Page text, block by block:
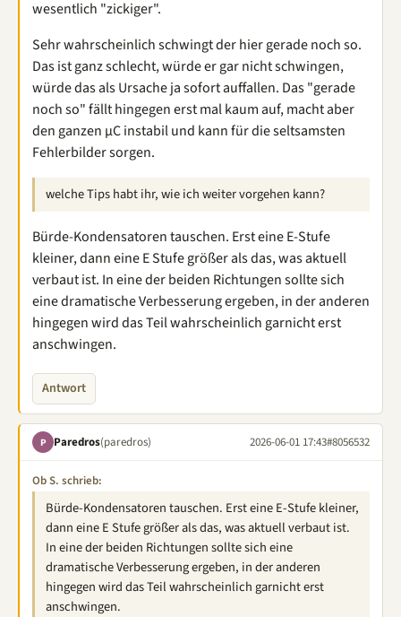
wesentlich "zickiger".
Sehr wahrscheinlich schwingt der hier gerade noch so.
Das ist ganz schlecht, würde er gar nicht schwingen,
würde das als Ursache ja sofort auffallen. Das "gerade
noch so" fällt hingegen erst mal kaum auf, macht aber
den ganzen µC instabil und kann für die seltsamsten
Fehlerbilder sorgen.
welche Tips habt ihr, wie ich weiter vorgehen kann?
Bürde-Kondensatoren tauschen. Erst eine E-Stufe
kleiner, dann eine E Stufe größer als das, was aktuell
verbaut ist. In eine der beiden Richtungen sollte sich
eine dramatische Verbesserung ergeben, in der anderen
hingegen wird das Teil wahrscheinlich garnicht erst
anschwingen.
Antwort
P Paredros(paredros) 2026-06-01 17:43#8056532
Ob S. schrieb:
Bürde-Kondensatoren tauschen. Erst eine E-Stufe kleiner,
dann eine E Stufe größer als das, was aktuell verbaut ist.
In eine der beiden Richtungen sollte sich eine
dramatische Verbesserung ergeben, in der anderen
hingegen wird das Teil wahrscheinlich garnicht erst
anschwingen.